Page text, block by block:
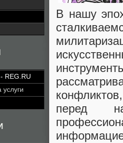
REG.RU
В нашу
перед